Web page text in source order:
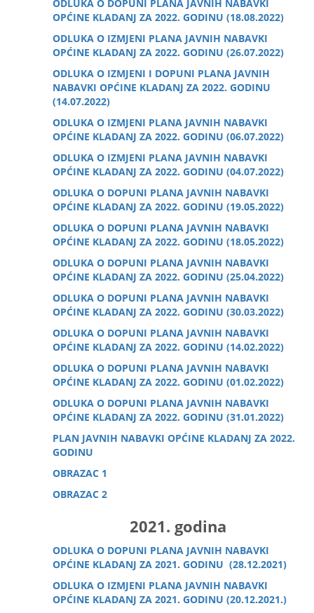
ODLUKA O DOPUNI PLANA JAVNIH NABAVKI
OPĆINE KLADANJ ZA 2022. GODINU (18.08.2022)
ODLUKA O IZMJENI PLANA JAVNIH NABAVKI
OPĆINE KLADANJ ZA 2022. GODINU (26.07.2022)
ODLUKA O IZMJENI I DOPUNI PLANA JAVNIH
NABAVKI OPĆINE KLADANJ ZA 2022. GODINU
(14.07.2022)
ODLUKA O IZMJENI PLANA JAVNIH NABAVKI
OPĆINE KLADANJ ZA 2022. GODINU (06.07.2022)
ODLUKA O IZMJENI PLANA JAVNIH NABAVKI
OPĆINE KLADANJ ZA 2022. GODINU (04.07.2022)
ODLUKA O DOPUNI PLANA JAVNIH NABAVKI
OPĆINE KLADANJ ZA 2022. GODINU (19.05.2022)
ODLUKA O DOPUNI PLANA JAVNIH NABAVKI
OPĆINE KLADANJ ZA 2022. GODINU (18.05.2022)
ODLUKA O DOPUNI PLANA JAVNIH NABAVKI
OPĆINE KLADANJ ZA 2022. GODINU (25.04.2022)
ODLUKA O DOPUNI PLANA JAVNIH NABAVKI
OPĆINE KLADANJ ZA 2022. GODINU (30.03.2022)
ODLUKA O DOPUNI PLANA JAVNIH NABAVKI
OPĆINE KLADANJ ZA 2022. GODINU (14.02.2022)
ODLUKA O DOPUNI PLANA JAVNIH NABAVKI
OPĆINE KLADANJ ZA 2022. GODINU (01.02.2022)
ODLUKA O DOPUNI PLANA JAVNIH NABAVKI
OPĆINE KLADANJ ZA 2022. GODINU (31.01.2022)
PLAN JAVNIH NABAVKI OPĆINE KLADANJ ZA 2022.
GODINU
OBRAZAC 1
OBRAZAC 2
2021. godina
ODLUKA O DOPUNI PLANA JAVNIH NABAVKI
OPĆINE KLADANJ ZA 2021. GODINU (28.12.2021)
ODLUKA O IZMJENI PLANA JAVNIH NABAVKI
OPĆINE KLADANJ ZA 2021. GODINU (20.12.2021.)